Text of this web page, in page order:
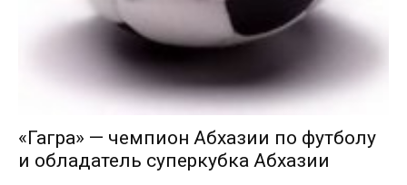
«Гагра» — чемпион Абхазии по футболу
и обладатель суперкубка Абхазии